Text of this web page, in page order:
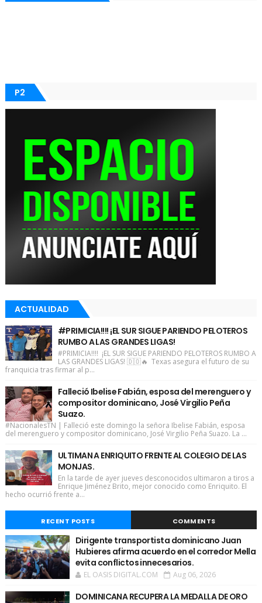
P2
ACTUALIDAD
#PRIMICIA!!!! ¡EL SUR SIGUE PARIENDO PELOTEROS
RUMBO A LAS GRANDES LIGAS!
#PRIMICIA!!!! ¡EL SUR SIGUE PARIENDO PELOTEROS RUMBO A
LAS GRANDES LIGAS! 🇩🇴🔥 Texas asegura el futuro de su
franquicia tras firmar al p...
Falleció Ibelise Fabián, esposa del merenguero y
compositor dominicano, José Virgilio Peña
Suazo.
#NacionalesTN | Falleció este domingo la señora Ibelise Fabián, esposa
del merenguero y compositor dominicano, José Virgilio Peña Suazo. La ...
ULTIMAN A ENRIQUITO FRENTE AL COLEGIO DE LAS
MONJAS.
En la tarde de ayer jueves desconocidos ultimaron a tiros a
Enrique Jiménez Brito, mejor conocido como Enriquito. El
hecho ocurrió frente a...
RECENT POSTS COMMENTS
Dirigente transportista dominicano Juan
Hubieres afirma acuerdo en el corredor Mella
evita conflictos innecesarios.
EL OASIS DIGITAL.COM Aug 06, 2026
DOMINICANA RECUPERA LA MEDALLA DE ORO